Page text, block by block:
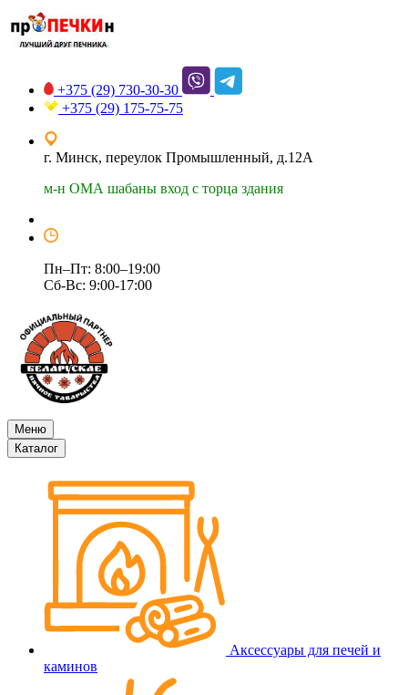
+375 (29) 730-30-30
+375 (29) 175-75-75
г. Минск, переулок Промышленный, д.12А
м-н ОМА шабаны вход с торца здания
Пн–Пт: 8:00–19:00
Сб-Вс: 9:00-17:00
Меню
Каталог
Аксессуары для печей и
каминов